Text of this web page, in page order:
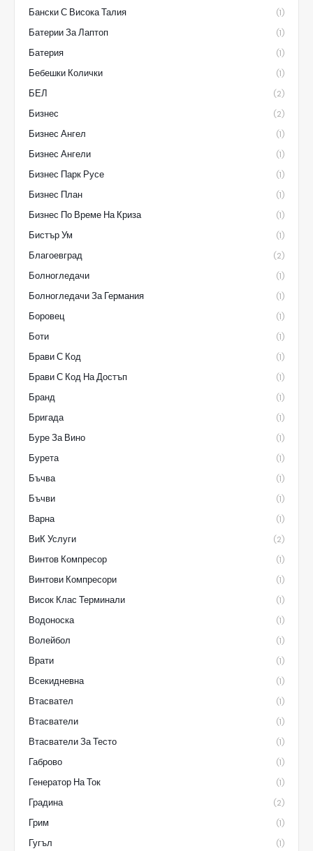
Бански С Висока Талия (1)
Батерии За Лаптоп (1)
Батерия (1)
Бебешки Колички (1)
БЕЛ (2)
Бизнес (2)
Бизнес Ангел (1)
Бизнес Ангели (1)
Бизнес Парк Русе (1)
Бизнес План (1)
Бизнес По Време На Криза (1)
Бистър Ум (1)
Благоевград (2)
Болногледачи (1)
Болногледачи За Германия (1)
Боровец (1)
Боти (1)
Брави С Код (1)
Брави С Код На Достъп (1)
Бранд (1)
Бригада (1)
Буре За Вино (1)
Бурета (1)
Бъчва (1)
Бъчви (1)
Варна (1)
ВиК Услуги (2)
Винтов Компресор (1)
Винтови Компресори (1)
Висок Клас Терминали (1)
Водоноска (1)
Волейбол (1)
Врати (1)
Всекидневна (1)
Втасвател (1)
Втасватели (1)
Втасватели За Тесто (1)
Габрово (1)
Генератор На Ток (1)
Градина (2)
Грим (1)
Гугъл (1)